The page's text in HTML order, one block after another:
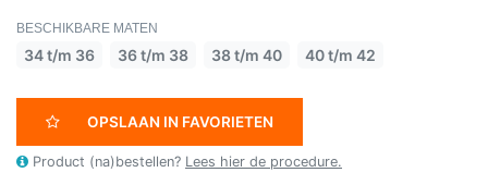
BESCHIKBARE MATEN
34 t/m 36 36 t/m 38 38 t/m 40 40 t/m 42
OPSLAAN IN FAVORIETEN
Product (na)bestellen? Lees hier de procedure.